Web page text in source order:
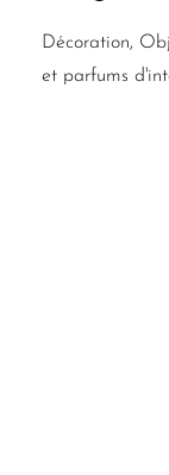
Décoration,
et parfums